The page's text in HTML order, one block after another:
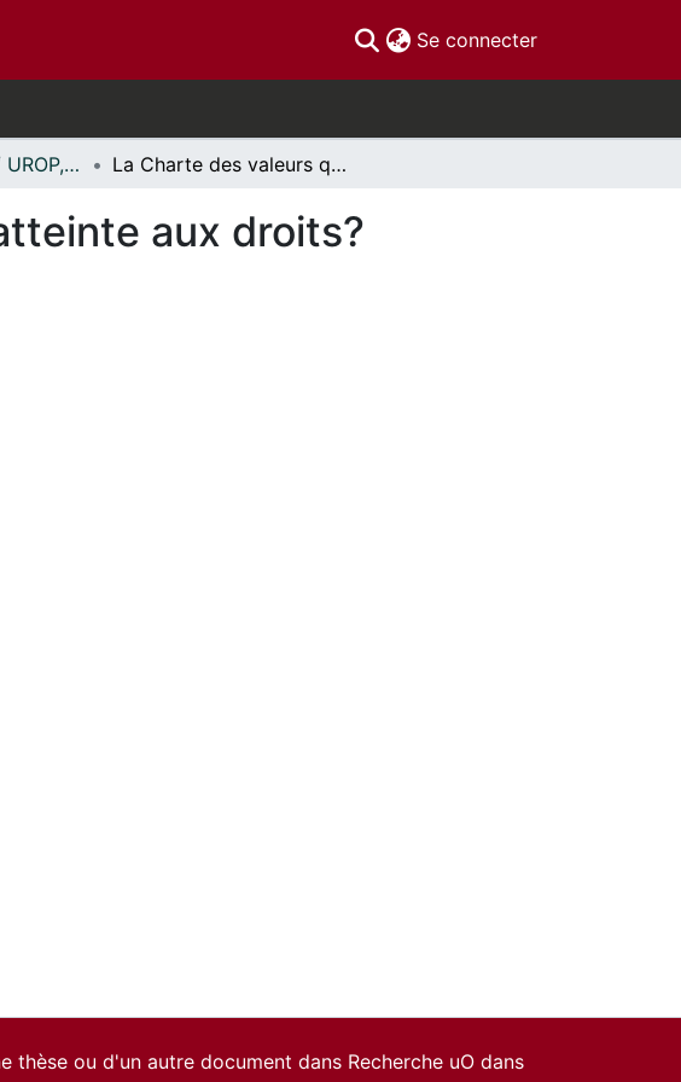
Se connecter(current)
PIRPC, 2013-14 // UROP, 2013-14 La Charte des valeurs québécoises: une atteinte aux droits?
aux droits?
thèse ou d'un autre document dans Recherche uO dans